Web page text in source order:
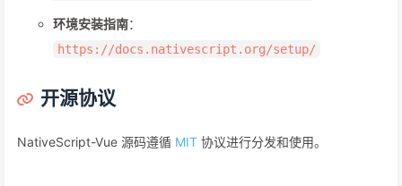
环境安装指南：
https://docs.nativescript.org/setup/
开源协议
NativeScript-Vue 源码遵循 MIT 协议进行分发和使用。